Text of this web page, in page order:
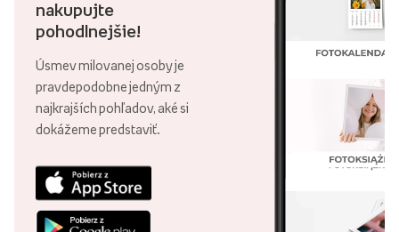
nakupujte
pohodlnejšie!
Úsmev milovanej osoby je
pravdepodobne jedným z
najkrajších pohľadov, aké si
dokážeme predstaviť.